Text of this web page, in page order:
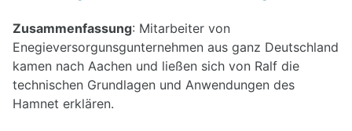
Zusammenfassung: Mitarbeiter von
Enegieversorgunsgunternehmen aus ganz Deutschland
kamen nach Aachen und ließen sich von Ralf die
technischen Grundlagen und Anwendungen des
Hamnet erklären.